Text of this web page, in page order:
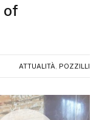
of
ATTUALITÀ POZZILLI